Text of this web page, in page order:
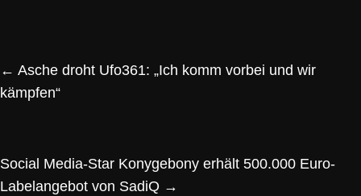
← Asche droht Ufo361: „Ich komm vorbei und wir
kämpfen“
Social Media-Star Konygebony erhält 500.000 Euro-
Labelangebot von SadiQ →